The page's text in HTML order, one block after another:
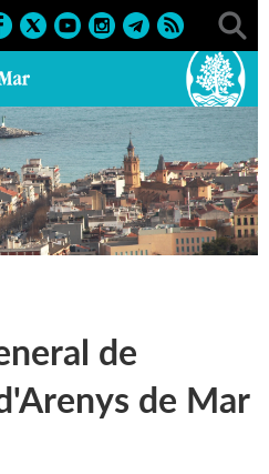
> Tauler d'anuncis
Tràmits administratius > 2019
de
de Mar